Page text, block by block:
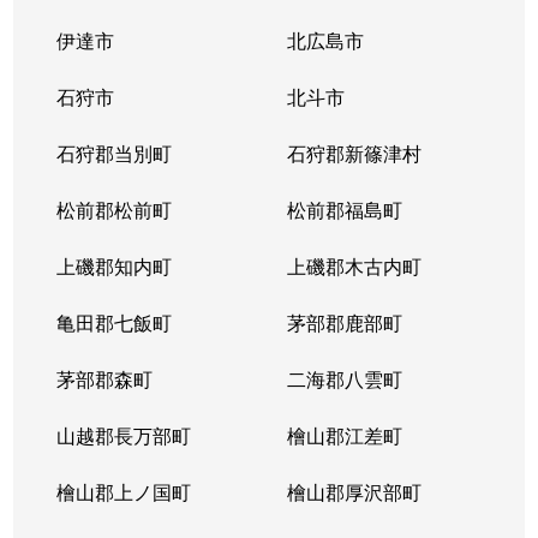
伊達市 北広島市
石狩市 北斗市
石狩郡当別町 石狩郡新篠津村
松前郡松前町 松前郡福島町
上磯郡知内町 上磯郡木古内町
亀田郡七飯町 茅部郡鹿部町
茅部郡森町 二海郡八雲町
山越郡長万部町 檜山郡江差町
檜山郡上ノ国町 檜山郡厚沢部町